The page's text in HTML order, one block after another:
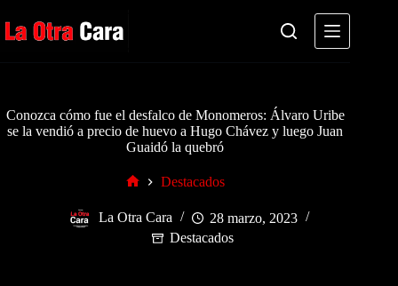
al
contenido
Conozca cómo fue el desfalco de Monomeros: Álvaro Uribe
se la vendió a precio de huevo a Hugo Chávez y luego Juan
Guaidó la quebró
Destacados
La Otra Cara
28 marzo, 2023
Destacados